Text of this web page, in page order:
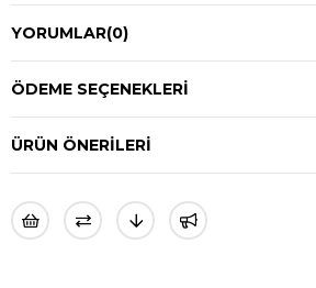
YORUMLAR(0)
ÖDEME SEÇENEKLERI
ÜRÜN ÖNERILERI